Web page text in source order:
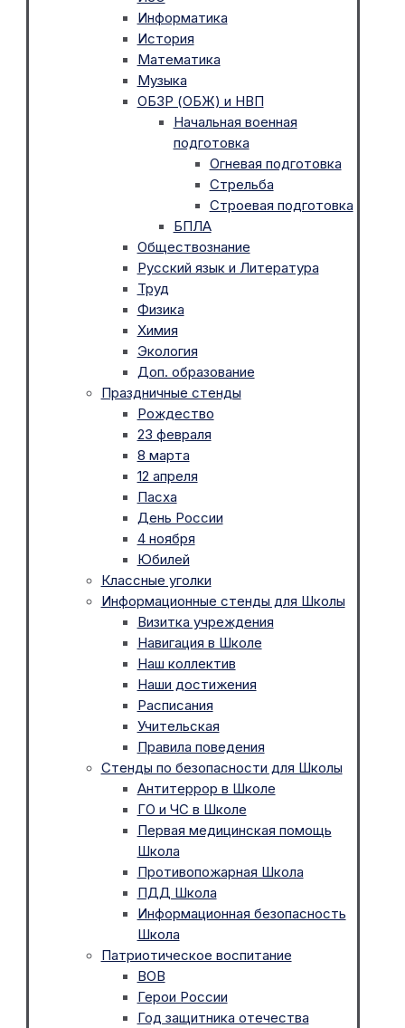
Информатика
История
Математика
Музыка
ОБЗР (ОБЖ) и НВП
Начальная военная
подготовка
Огневая подготовка
Стрельба
Строевая подготовка
БПЛА
Обществознание
Русский язык и Литература
Труд
Физика
Химия
Экология
Доп. образование
Праздничные стенды
Рождество
23 февраля
8 марта
12 апреля
Пасха
День России
4 ноября
Юбилей
Классные уголки
Информационные стенды для Школы
Визитка учреждения
Навигация в Школе
Наш коллектив
Наши достижения
Расписания
Учительская
Правила поведения
Стенды по безопасности для Школы
Антитеррор в Школе
ГО и ЧС в Школе
Первая медицинская помощь
Школа
Противопожарная Школа
ПДД Школа
Информационная безопасность
Школа
Патриотическое воспитание
ВОВ
Герои России
Год защитника отечества